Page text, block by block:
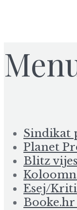
Sindikat
Planet
Blitz
Esej/